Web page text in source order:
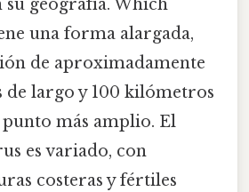
geografía. Which
una forma alargada,
de aproximadamente
largo y 100 kilómetros
punto más amplio. El
es variado, con
costeras y fértiles